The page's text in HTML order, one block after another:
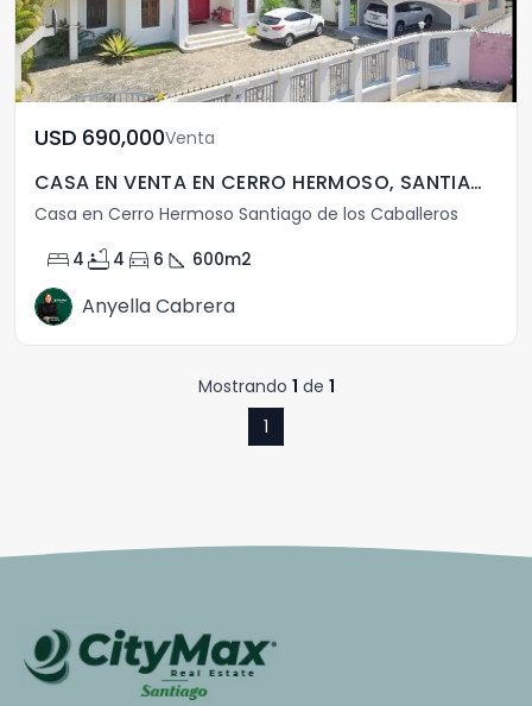
USD	690,000Venta
CASA EN VENTA EN CERRO HERMOSO, SANTIAGO , R.D
Casa en Cerro Hermoso Santiago de los Caballeros
bed 4 bathtub 4 directions_car 6 square_foot 600m2
Anyella Cabrera
Mostrando 1 de 1
1